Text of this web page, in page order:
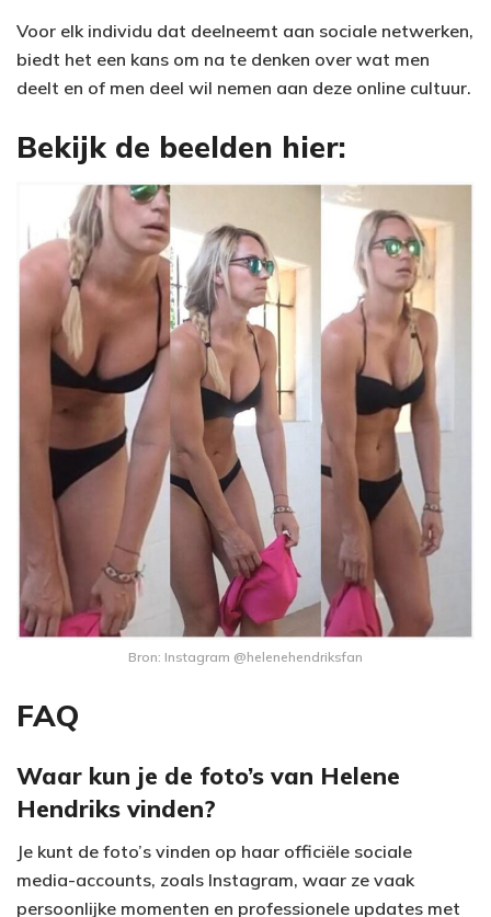
Voor elk individu dat deelneemt aan sociale netwerken,
biedt het een kans om na te denken over wat men
deelt en of men deel wil nemen aan deze online cultuur.
Bekijk de beelden hier:
Bron: Instagram @helenehendriksfan
FAQ
Waar kun je de foto’s van Helene
Hendriks vinden?
Je kunt de foto’s vinden op haar officiële sociale
media-accounts, zoals Instagram, waar ze vaak
persoonlijke momenten en professionele updates met